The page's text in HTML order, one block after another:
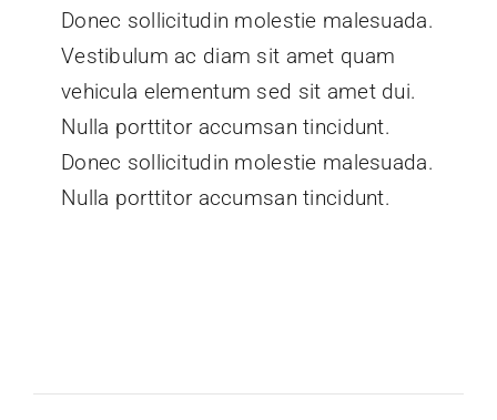
Donec sollicitudin molestie malesuada.
Vestibulum ac diam sit amet quam
vehicula elementum sed sit amet dui.
Nulla porttitor accumsan tincidunt.
Donec sollicitudin molestie malesuada.
Nulla porttitor accumsan tincidunt.